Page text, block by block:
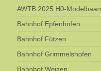
AWTB 2025 H0-Modelbaan
Bahnhof Epfenhofen
Bahnhof Fützen
Bahnhof Grimmelshofen
Bahnhof Weizen